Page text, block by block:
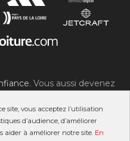
site, vous acceptez l’utilisation
d’audience, d’améliorer
aider à améliorer notre site. En
Vous aussi devenez